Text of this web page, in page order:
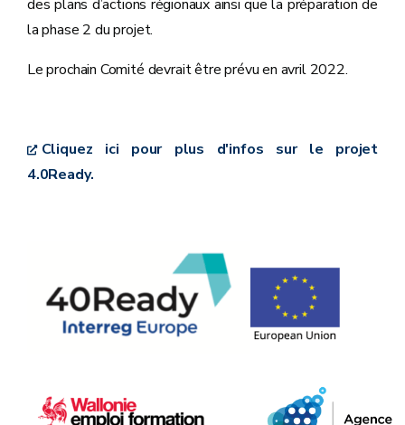
des plans d’actions régionaux ainsi que la préparation de
la phase 2 du projet.
Le prochain Comité devrait être prévu en avril 2022.
Cliquez ici pour plus d'infos sur le projet
4.0Ready.